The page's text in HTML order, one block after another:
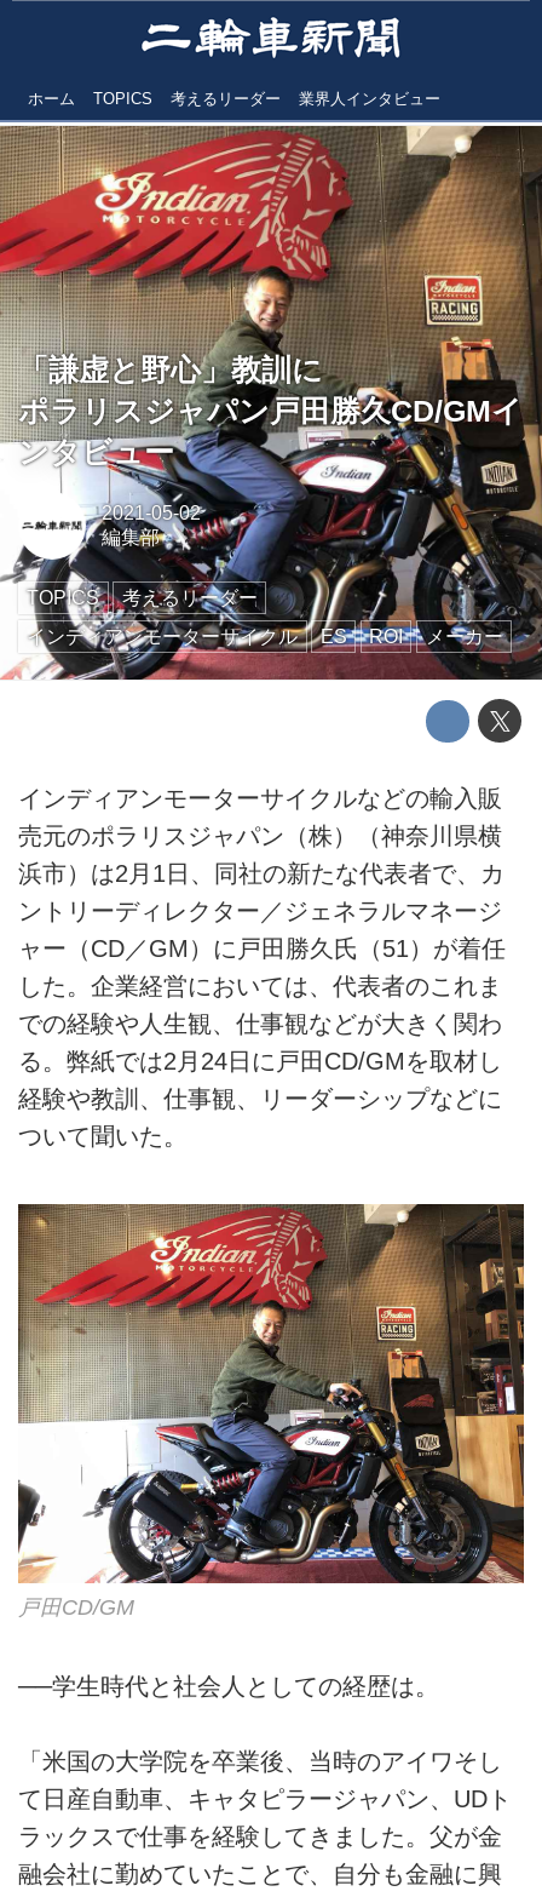
ホーム TOPICS 考えるリーダー 業界人インタビュー
「謙虚と野心」教訓に
ポラリスジャパン戸田勝久CD/GMイ
ンタビュー
2021-05-02
編集部
TOPICS
考えるリーダー
インディアンモーターサイクル
ES ROI メーカー
インディアンモーターサイクルなどの輸入販
売元のポラリスジャパン（株）（神奈川県横
浜市）は2月1日、同社の新たな代表者で、カ
ントリーディレクター／ジェネラルマネージ
ャー（CD／GM）に戸田勝久氏（51）が着任
した。企業経営においては、代表者のこれま
での経験や人生観、仕事観などが大きく関わ
る。弊紙では2月24日に戸田CD/GMを取材し
経験や教訓、仕事観、リーダーシップなどに
ついて聞いた。
戸田CD/GM
──学生時代と社会人としての経歴は。
「米国の大学院を卒業後、当時のアイワそし
て日産自動車、キャタピラージャパン、UDト
ラックスで仕事を経験してきました。父が金
融会社に勤めていたことで、自分も金融に興